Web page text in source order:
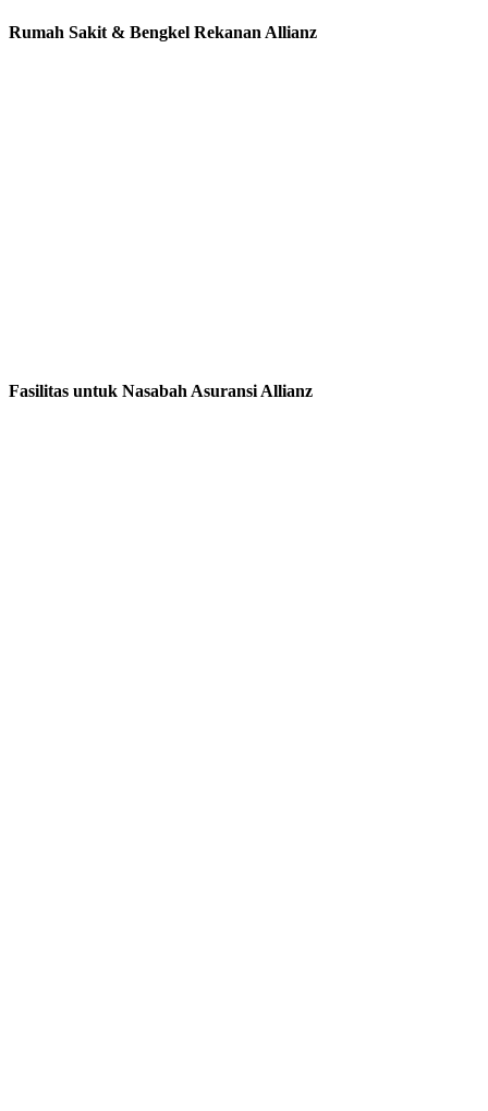
Rumah Sakit & Bengkel Rekanan Allianz
Fasilitas untuk Nasabah Asuransi Allianz